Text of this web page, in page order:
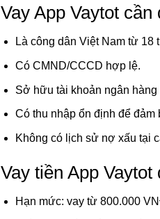
Vay App Vaytot
Là công dân Việt Nam từ 18
Có CMND/CCCD hợp lệ.
Sở hữu tài khoản ngân hàng
Có thu nhập ổn định để đảm
Không có lịch sử nợ xấu tại
Vay tiền App
Hạn mức: vay từ 800.000